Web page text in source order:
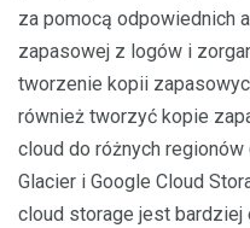
za pomocą odpowiednich
zapasowej z logów i
tworzenie kopii
również tworzyć kopie
cloud do różnych
Glacier i Google Cloud
cloud storage jest bardziej